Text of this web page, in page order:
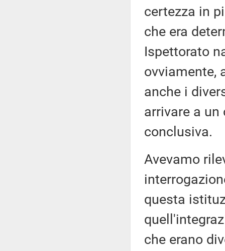
certezza in
che era
Ispettorato
ovviamente,
anche i
arrivare a
conclusiva.
Avevamo
questa
che erano